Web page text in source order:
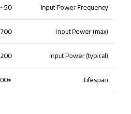
Input Power Frequency
50~60 Hz
Input Power (max)
700 W/m2
Input Power (typical)
200 W/m2
Lifespan
≥100,000 h